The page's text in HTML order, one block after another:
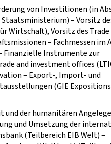
von Investitionen (in
– Vorsitz
Wirtschaft), Vorsitz des Trade
– Fachmessen im
Finanzielle Instrumente zur
and investment offices
– Export-, Import- und
(GIE Expositions
der humanitären
und Umsetzung der
(Teilbereich EIB Welt) –